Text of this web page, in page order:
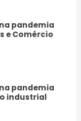
pandemia
e Comércio
pandemia
industrial